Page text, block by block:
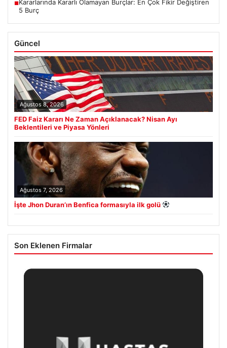
■Kararlarında Kararlı Olamayan Burçlar: En Çok Fikir Değiştiren
5 Burç
Güncel
Ağustos 8, 2026
FED Faiz Kararı Ne Zaman Açıklanacak? Nisan Ayı
Beklentileri ve Piyasa Yönleri
Ağustos 7, 2026
İşte Jhon Duran’ın Benfica formasıyla ilk golü
Son Eklenen Firmalar